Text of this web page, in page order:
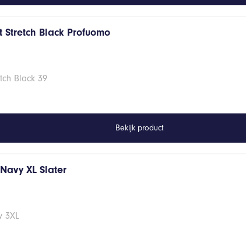
Stretch Black Profuomo
Black 39
Bekijk product
XL Slater
3XL